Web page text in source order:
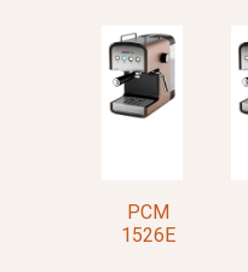
PCM
1526E